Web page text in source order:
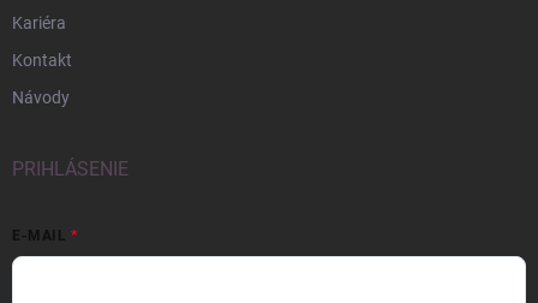
Kariéra
Kontakt
Návody
PRIHLÁSENIE
E-MAIL